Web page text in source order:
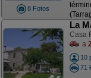
8 Fotos
La
Casa
a
10
71